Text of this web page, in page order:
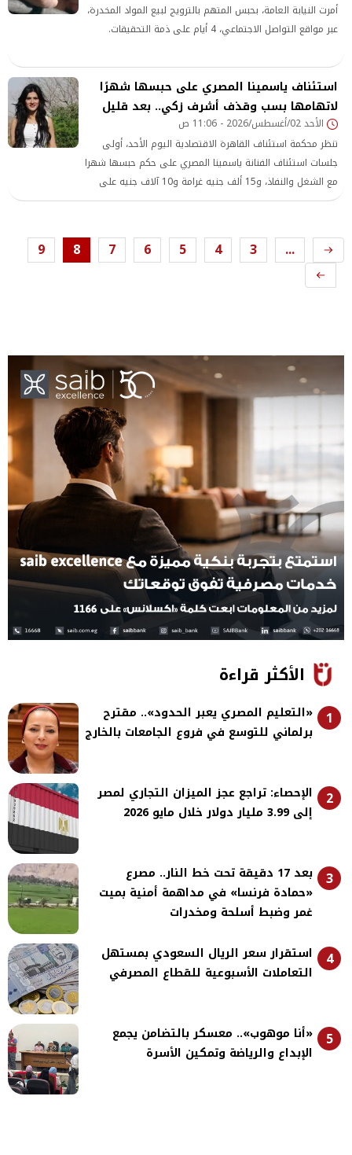
أمرت النيابة العامة، بحبس المتهم بالترويج لبيع المواد المخدرة،
عبر مواقع التواصل الاجتماعي، 4 أيام على ذمة التحقيقات.
استئناف ياسمينا المصري على حبسها شهرًا
لاتهامها بسب وقذف أشرف زكي.. بعد قليل
الأحد 02/أغسطس/2026 - 11:06 ص
تنظر محكمة استئناف القاهرة الاقتصادية اليوم الأحد، أولى
جلسات استئناف الفنانة ياسمينا المصري على حكم حبسها شهرا
مع الشغل والنفاذ، و15 ألف جنيه غرامة و10 آلاف جنيه على
سبيل التعويض المؤقت، بتهمة سب وقذف أشرف زكي نقيب
...
3
4
5
6
7
8
9
الأكثر قراءة
1
«التعليم المصري يعبر الحدود».. مقترح
برلماني للتوسع في فروع الجامعات بالخارج
2
الإحصاء: تراجع عجز الميزان التجاري لمصر
إلى 3.99 مليار دولار خلال مايو 2026
3
بعد 17 دقيقة تحت خط النار.. مصرع
«حمادة فرنسا» في مداهمة أمنية بميت
غمر وضبط أسلحة ومخدرات
4
استقرار سعر الريال السعودي بمستهل
التعاملات الأسبوعية للقطاع المصرفي
5
«أنا موهوب».. معسكر بالتضامن يجمع
الإبداع والرياضة وتمكين الأسرة